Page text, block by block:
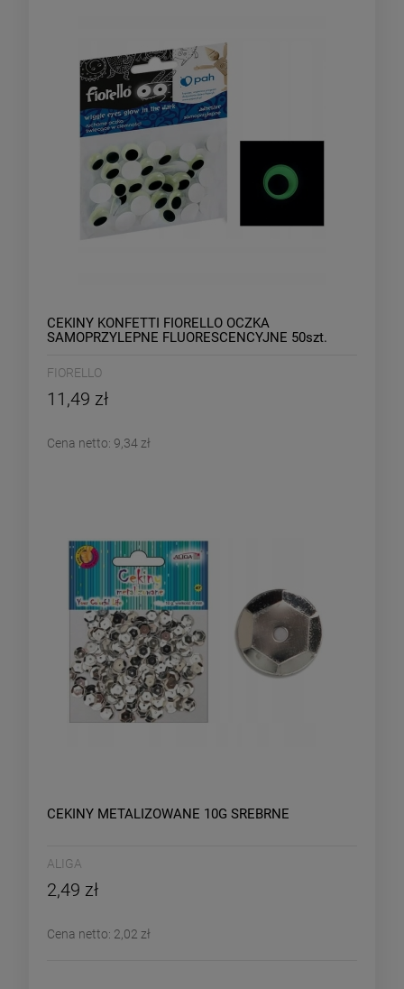
CEKINY KONFETTI FIORELLO OCZKA
SAMOPRZYLEPNE FLUORESCENCYJNE 50szt.
FIORELLO
11,49 zł
Cena netto: 9,34 zł
CEKINY METALIZOWANE 10G SREBRNE
ALIGA
2,49 zł
Cena netto: 2,02 zł